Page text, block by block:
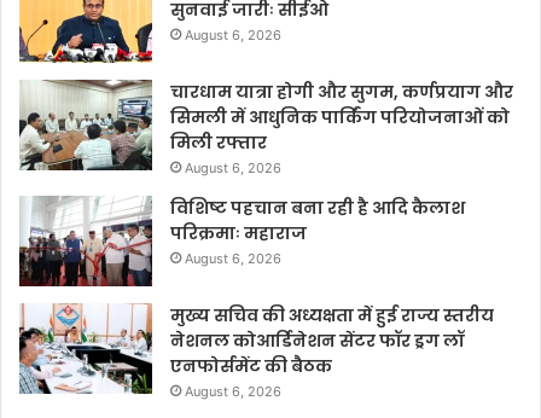
सुनवाई जारीः सीईओ
August 6, 2026
चारधाम यात्रा होगी और सुगम, कर्णप्रयाग और
सिमली में आधुनिक पार्किंग परियोजनाओं को
मिली रफ्तार
August 6, 2026
विशिष्ट पहचान बना रही है आदि कैलाश
परिक्रमाः महाराज
August 6, 2026
मुख्य सचिव की अध्यक्षता में हुई राज्य स्तरीय
नेशनल कोआर्डिनेशन सेंटर फॉर ड्रग लॉ
एनफोर्समेंट की बैठक
August 6, 2026